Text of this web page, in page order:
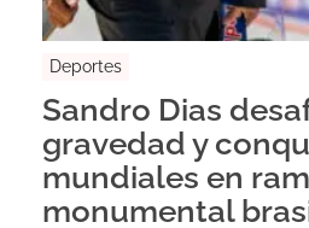
Deportes
Sandro Dias
gravedad y
mundiales en
monumental